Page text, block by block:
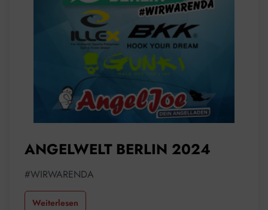
ANGELWELT BERLIN 2024
#WIRWARENDA
Weiterlesen